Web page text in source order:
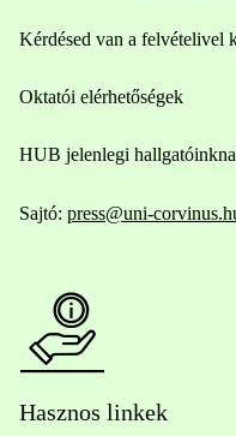
Kérdésed van a felvételivel
Oktatói elérhetőségek
HUB jelenlegi
Sajtó: press@uni-
Hasznos linkek